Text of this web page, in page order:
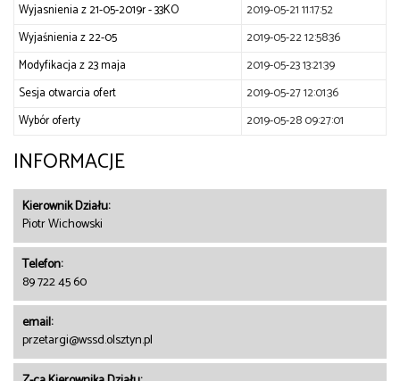
Wyjasnienia z 21-05-2019r - 33KO
2019-05-21 11:17:52
Wyjaśnienia z 22-05
2019-05-22 12:58:36
Modyfikacja z 23 maja
2019-05-23 13:21:39
Sesja otwarcia ofert
2019-05-27 12:01:36
Wybór oferty
2019-05-28 09:27:01
INFORMACJE
Kierownik Działu:
Piotr Wichowski
Telefon:
89 722 45 60
email:
przetargi@wssd.olsztyn.pl